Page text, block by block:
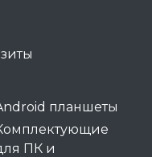
планшеты
ПК и